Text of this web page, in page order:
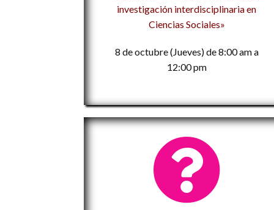
investigación interdisciplinaria en
Ciencias Sociales»
8 de octubre (Jueves) de 8:00 am a
12:00 pm